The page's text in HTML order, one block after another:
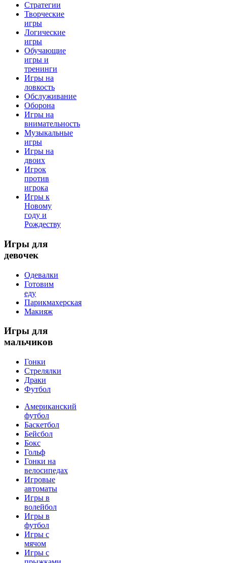
Стратегии
Творческие
игры
Логические
игры
Обучающие
игры и
тренинги
Игры на
ловкость
Обслуживание
Оборона
Игры на
внимательность
Музыкальные
игры
Игры на
двоих
Игрок
против
игрока
Игры к
Новому
году и
Рождеству
Игры для
девочек
Одевалки
Готовим
еду
Парикмахерская
Макияж
Игры для
мальчиков
Гонки
Стрелялки
Драки
Футбол
Американский
футбол
Баскетбол
Бейсбол
Бокс
Гольф
Гонки на
велосипедах
Игровые
автоматы
Игры в
волейбол
Игры в
футбол
Игры с
мячом
Игры с